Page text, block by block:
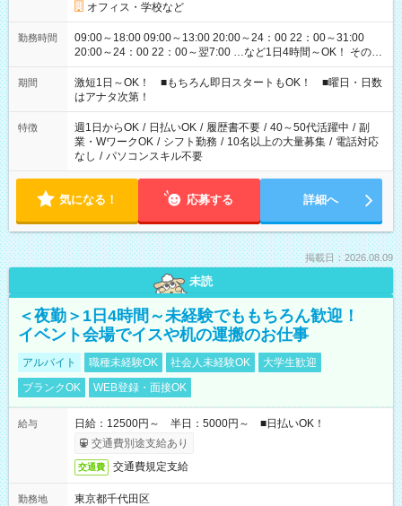
オフィス・学校など
勤務時間
09:00～18:00 09:00～13:00 20:00～24：00 22：00～31:00
20:00～24：00 22：00～翌7:00 …など1日4時間～OK！ その他
シフトもございます！ お気軽にご相談ください！
期間
激短1日～OK！ ■もちろん即日スタートもOK！ ■曜日・日数
はアナタ次第！
特徴 週1日からOK / 日払いOK / 履歴書不要 / 40～50代活躍中 / 副
業・WワークOK / シフト勤務 / 10名以上の大量募集 / 電話対応
なし / パソコンスキル不要
気になる！ 応募する 詳細へ
掲載日：2026.08.09
未読
＜夜勤＞1日4時間～未経験でももちろん歓迎！
イベント会場でイスや机の運搬のお仕事
アルバイト 職種未経験OK 社会人未経験OK
大学生歓迎
ブランクOK
WEB登録・面接OK
給与
日給：12500円～ 半日：5000円～ ■日払いOK！
交通費別途支給あり
交通費 交通費規定支給
勤務地
東京都千代田区